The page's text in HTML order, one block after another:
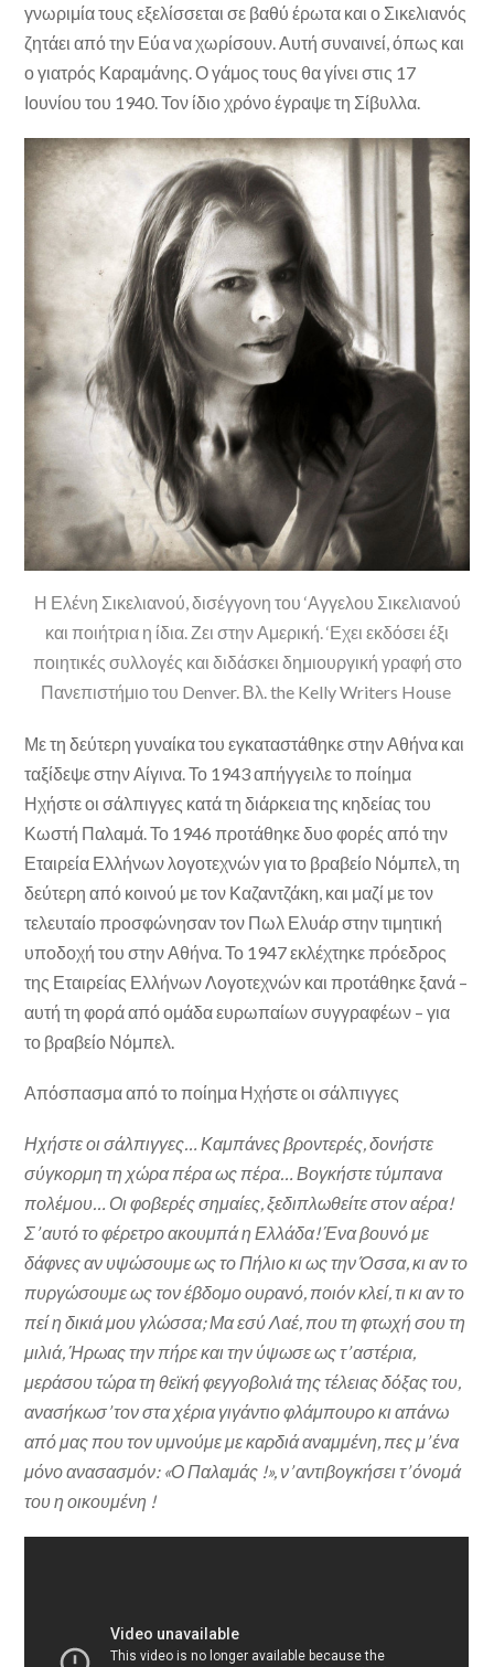
γνωριμία τους εξελίσσεται σε βαθύ έρωτα και ο Σικελιανός
ζητάει από την Εύα να χωρίσουν. Αυτή συναινεί, όπως και
ο γιατρός Καραμάνης. Ο γάμος τους θα γίνει στις 17
Ιουνίου του 1940. Τον ίδιο χρόνο έγραψε τη Σίβυλλα.
Η Ελένη Σικελιανού, δισέγγονη του ‘Αγγελου Σικελιανού
και ποιήτρια η ίδια. Ζει στην Αμερική. ‘Εχει εκδόσει έξι
ποιητικές συλλογές και διδάσκει δημιουργική γραφή στο
Πανεπιστήμιο του Denver. Βλ. the Kelly Writers House
Με τη δεύτερη γυναίκα του εγκαταστάθηκε στην Αθήνα και
ταξίδεψε στην Αίγινα. Το 1943 απήγγειλε το ποίημα
Ηχήστε οι σάλπιγγες κατά τη διάρκεια της κηδείας του
Κωστή Παλαμά. Το 1946 προτάθηκε δυο φορές από την
Εταιρεία Ελλήνων λογοτεχνών για το βραβείο Νόμπελ, τη
δεύτερη από κοινού με τον Καζαντζάκη, και μαζί με τον
τελευταίο προσφώνησαν τον Πωλ Ελυάρ στην τιμητική
υποδοχή του στην Αθήνα. Το 1947 εκλέχτηκε πρόεδρος
της Εταιρείας Ελλήνων Λογοτεχνών και προτάθηκε ξανά –
αυτή τη φορά από ομάδα ευρωπαίων συγγραφέων – για
το βραβείο Νόμπελ.
Απόσπασμα από το ποίημα Ηχήστε οι σάλπιγγες
Ηχήστε οι σάλπιγγες… Καμπάνες βροντερές, δονήστε
σύγκορμη τη χώρα πέρα ως πέρα… Βογκήστε τύμπανα
πολέμου… Οι φοβερές σημαίες, ξεδιπλωθείτε στον αέρα!
Σ’ αυτό το φέρετρο ακουμπά η Ελλάδα! Ένα βουνό με
δάφνες αν υψώσουμε ως το Πήλιο κι ως την Όσσα, κι αν το
πυργώσουμε ως τον έβδομο ουρανό, ποιόν κλεί, τι κι αν το
πεί η δικιά μου γλώσσα; Μα εσύ Λαέ, που τη φτωχή σου τη
μιλιά, Ήρωας την πήρε και την ύψωσε ως τ’ αστέρια,
μεράσου τώρα τη θεϊκή φεγγοβολιά της τέλειας δόξας του,
ανασήκωσ’ τον στα χέρια γιγάντιο φλάμπουρο κι απάνω
από μας που τον υμνούμε με καρδιά αναμμένη, πες μ’ ένα
μόνο ανασασμόν: «Ο Παλαμάς !», ν’ αντιβογκήσει τ’ όνομά
του η οικουμένη !